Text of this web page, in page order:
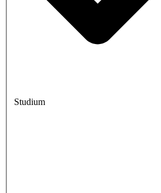
Studium